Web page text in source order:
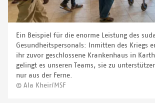
Ein Beispiel für die enorme Leistung des
Gesundheitspersonals: Inmitten des Kriegs
ihr zuvor geschlossene Krankenhaus in
gelingt es unseren Teams, sie zu
nur aus der Ferne.
© Ala Kheir/MSF